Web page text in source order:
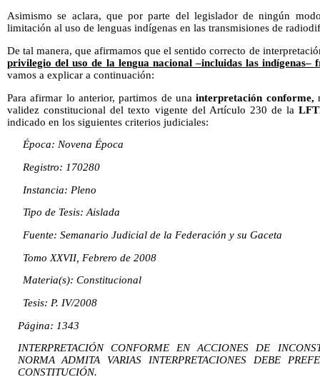
Asimismo se aclara, que por parte del legislador de ningún
limitación al uso de lenguas indígenas en las transmisiones de
De tal manera, que afirmamos que el sentido correcto de
privilegio del uso de la lengua nacional –incluidas las indígenas–
vamos a explicar a continuación:
Para afirmar lo anterior, partimos de unainterpretación conforme,
validez constitucional del texto vigente del Artículo 230 de la
indicado en los siguientes criterios judiciales:
Época: Novena Época
Registro: 170280
Instancia: Pleno
Tipo de Tesis: Aislada
Fuente: Semanario Judicial de la Federación y su Gaceta
Tomo XXVII, Febrero de 2008
Materia(s): Constitucional
Tesis: P. IV/2008
Página: 1343
INTERPRETACIÓN CONFORME EN ACCIONES DE
NORMA ADMITA VARIAS INTERPRETACIONES DEBE
CONSTITUCIÓN.